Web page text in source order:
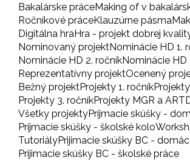
Bakalárske práceMaking of v
Ročníkové práceKlauzúrne pásma
Digitálna hraHra - projekt dobrej
Nominovaný projektNominácie HD 1.
Nominácie HD 2. ročníkNominácie HD
Reprezentatívny projektOcenený
Bežný projektProjekty 1. ročník
Projekty 3. ročníkProjekty MGR a
Všetky projektyPríjmacie skúšky -
Príjmacie skúšky - školské kolo
TutoriályPrijimacie skúšky BC -
Prijimacie skúšky BC - školské práce